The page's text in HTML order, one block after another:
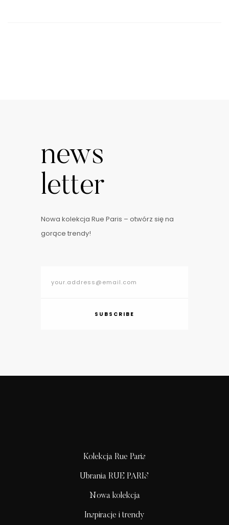
news
letter
Nowa kolekcja Rue Paris – otwórz się na
gorące trendy!
SUBSCRIBE
Kolekcja Rue Paris
Ubrania RUE PARIS
Nowa kolekcja
Inspiracje i trendy